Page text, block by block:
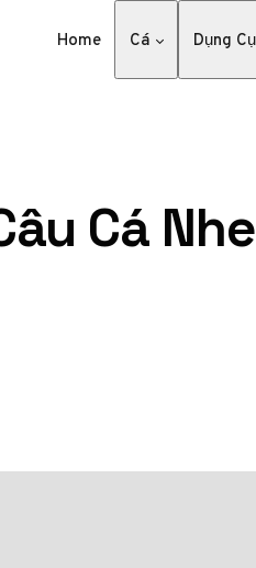
Home Cá Dụng Cụ
Cá